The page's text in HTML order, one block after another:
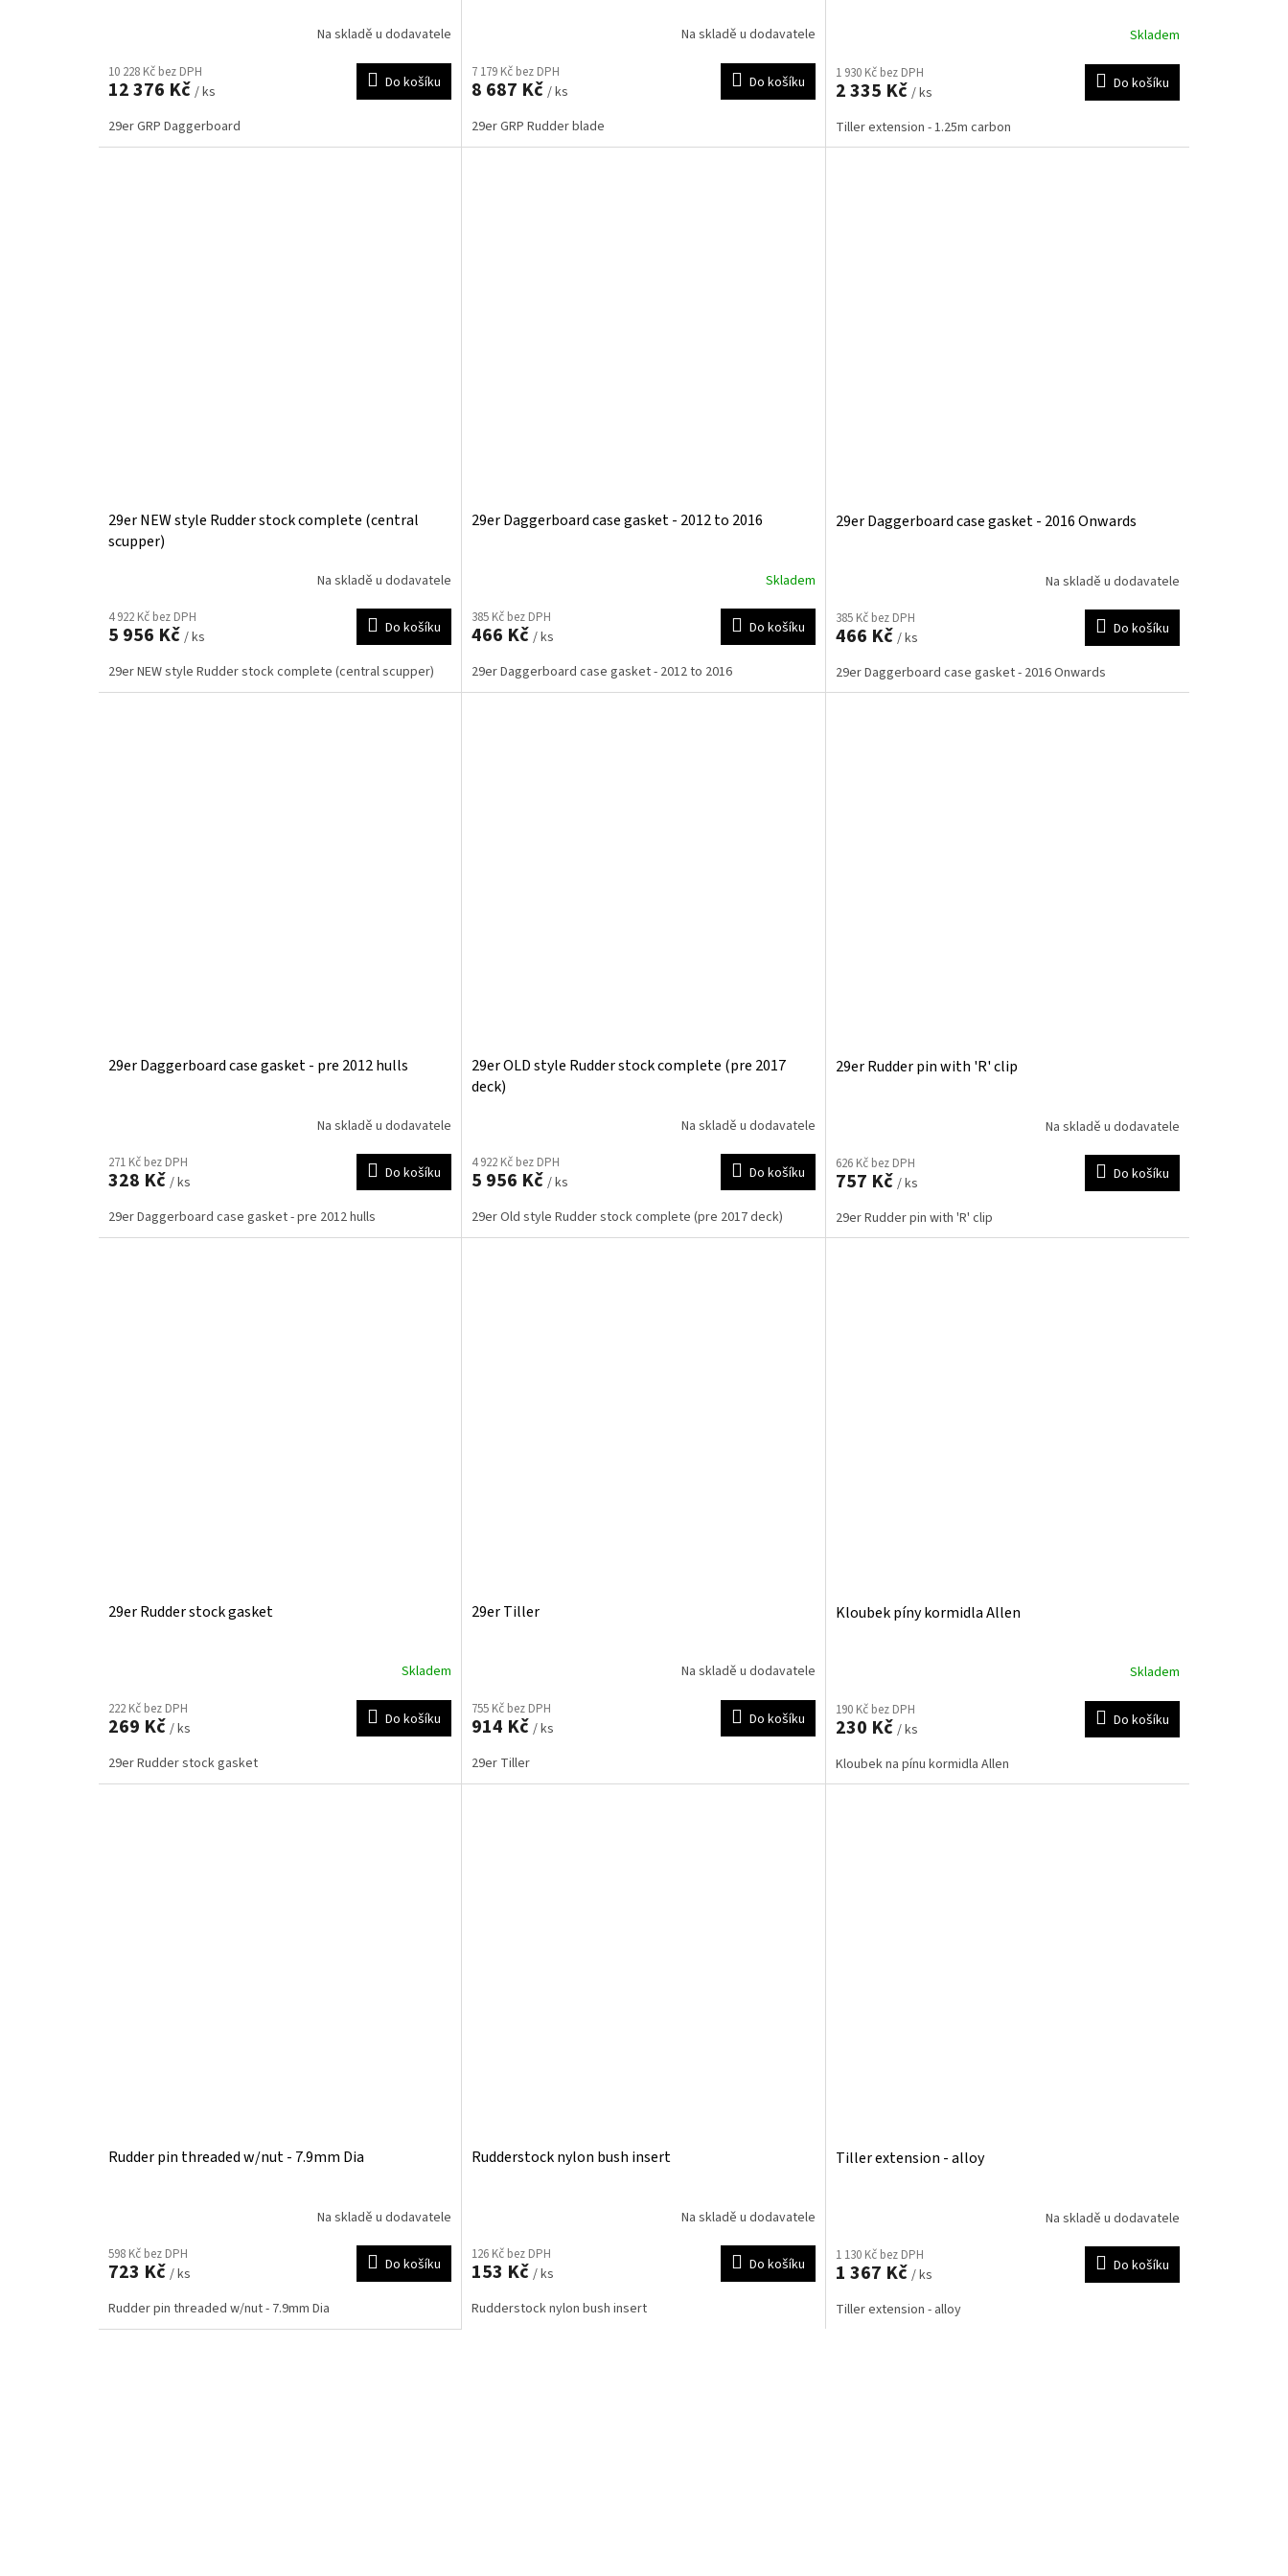
Na skladě u dodavatele
10 228 Kč bez DPH
12 376 Kč / ks Do košíku
29er GRP Daggerboard
Na skladě u dodavatele
7 179 Kč bez DPH
8 687 Kč/ ks Do košíku
29er GRP Rudder blade
Skladem
1 930 Kč bez DPH
2 335 Kč / ks Do košíku
Tiller extension - 1.25m carbon
29er NEW style Rudder stock complete (central
scupper)
Na skladě u dodavatele
4 922 Kč bez DPH
5 956 Kč / ks Do košíku
29er NEW style Rudder stock complete (central scupper)
29er Daggerboard case gasket - 2012 to 2016
Skladem
385 Kč bez DPH
466 Kč/ ks Do košíku
29er Daggerboard case gasket - 2012 to 2016
29er Daggerboard case gasket - 2016 Onwards
Na skladě u dodavatele
385 Kč bez DPH
466 Kč / ks Do košíku
29er Daggerboard case gasket - 2016 Onwards
29er Daggerboard case gasket - pre 2012 hulls
Na skladě u dodavatele
271 Kč bez DPH
328 Kč / ks Do košíku
29er Daggerboard case gasket - pre 2012 hulls
29er OLD style Rudder stock complete (pre 2017
deck)
Na skladě u dodavatele
4 922 Kč bez DPH
5 956 Kč/ ks Do košíku
29er Old style Rudder stock complete (pre 2017 deck)
29er Rudder pin with 'R' clip
Na skladě u dodavatele
626 Kč bez DPH
757 Kč / ks Do košíku
29er Rudder pin with 'R' clip
29er Rudder stock gasket
Skladem
222 Kč bez DPH
269 Kč / ks Do košíku
29er Rudder stock gasket
29er Tiller
Na skladě u dodavatele
755 Kč bez DPH
914 Kč/ ks Do košíku
29er Tiller
Kloubek píny kormidla Allen
Skladem
190 Kč bez DPH
230 Kč / ks Do košíku
Kloubek na pínu kormidla Allen
Rudder pin threaded w/nut - 7.9mm Dia
Na skladě u dodavatele
598 Kč bez DPH
723 Kč / ks Do košíku
Rudder pin threaded w/nut - 7.9mm Dia
Rudderstock nylon bush insert
Na skladě u dodavatele
126 Kč bez DPH
153 Kč/ ks Do košíku
Rudderstock nylon bush insert
Tiller extension - alloy
Na skladě u dodavatele
1 130 Kč bez DPH
1 367 Kč / ks Do košíku
Tiller extension - alloy